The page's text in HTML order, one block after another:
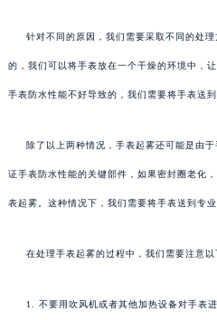
针对不同的原因，我们需要采取不同的处
的，我们可以将手表放在一个干燥的环境中，
手表防水性能不好导致的，我们需要将手表送
除了以上两种情况，手表起雾还可能是由
证手表防水性能的关键部件，如果密封圈老化
表起雾。这种情况下，我们需要将手表送到专
在处理手表起雾的过程中，我们需要注意以
1. 不要用吹风机或者其他加热设备对手表